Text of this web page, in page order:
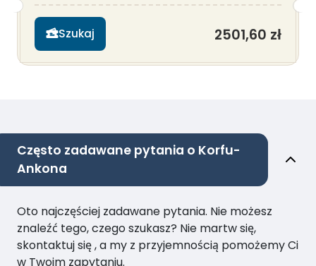
Szukaj 2501,60 zł
Często zadawane pytania o Korfu-
Ankona
Oto najczęściej zadawane pytania. Nie możesz
znaleźć tego, czego szukasz? Nie martw się,
skontaktuj się , a my z przyjemnością pomożemy Ci
w Twoim zapytaniu.